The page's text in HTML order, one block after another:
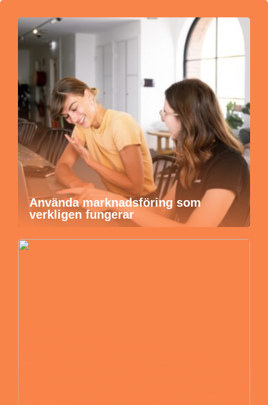
Använda marknadsföring som
verkligen fungerar